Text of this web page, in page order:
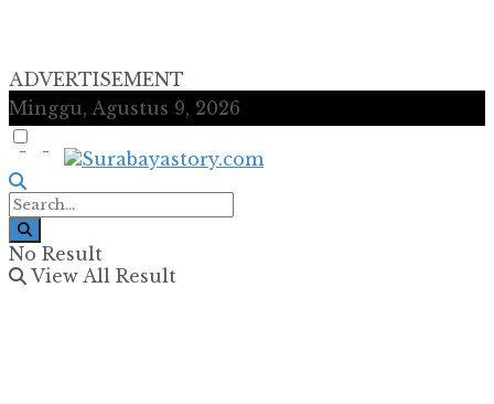
ADVERTISEMENT
Minggu, Agustus 9, 2026
No Result
View All Result